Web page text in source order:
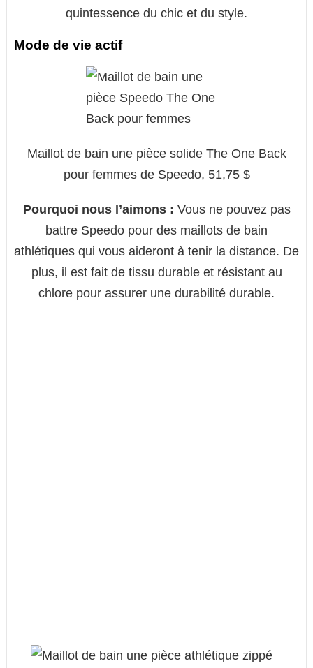
quintessence du chic et du style.
Mode de vie actif
Maillot de bain une pièce solide The One Back
pour femmes de Speedo, 51,75 $
Pourquoi nous l’aimons : Vous ne pouvez pas
battre Speedo pour des maillots de bain
athlétiques qui vous aideront à tenir la distance. De
plus, il est fait de tissu durable et résistant au
chlore pour assurer une durabilité durable.